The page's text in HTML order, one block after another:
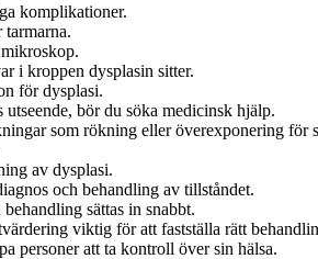
komplikationer.
i kroppen dysplasin sitter.
för dysplasi.
bör du söka medicinsk hjälp.
som rökning eller överexponering för
av dysplasi.
och behandling av tillståndet.
sättas in snabbt.
viktig för att fastställa rätt
personer att ta kontroll över sin hälsa.